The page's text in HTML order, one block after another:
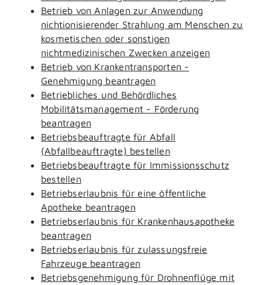
Betrieb von Anlagen zur Anwendung
nichtionisierender Strahlung am Menschen zu
kosmetischen oder sonstigen
nichtmedizinischen Zwecken anzeigen
Betrieb von Krankentransporten -
Genehmigung beantragen
Betriebliches und Behördliches
Mobilitätsmanagement - Förderung
beantragen
Betriebsbeauftragte für Abfall
(Abfallbeauftragte) bestellen
Betriebsbeauftragte für Immissionsschutz
bestellen
Betriebserlaubnis für eine öffentliche
Apotheke beantragen
Betriebserlaubnis für Krankenhausapotheke
beantragen
Betriebserlaubnis für zulassungsfreie
Fahrzeuge beantragen
Betriebsgenehmigung für Drohnenflüge mit